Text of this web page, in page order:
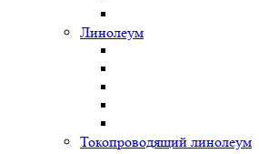
Линолеум
Токопроводящий линолеум